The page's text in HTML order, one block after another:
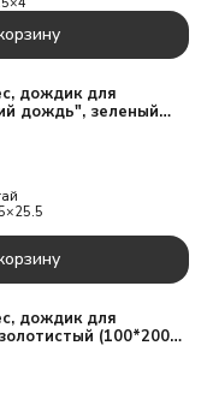
дождик для
дождь", зеленый
дождик для
(100*200